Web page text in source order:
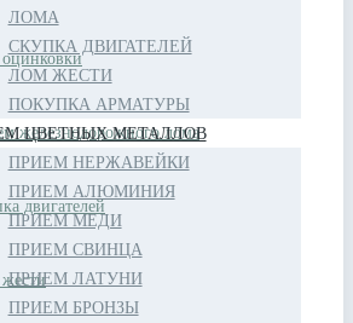
железнодорожного лома
двигателей
ЛОМА
СКУПКА ДВИГАТЕЛЕЙ
ЛОМ ЖЕСТИ
ПОКУПКА АРМАТУРЫ
ЦВЕТНЫХ МЕТАЛЛОВ
ПРИЕМ НЕРЖАВЕЙКИ
ПРИЕМ АЛЮМИНИЯ
ПРИЕМ МЕДИ
ПРИЕМ СВИНЦА
ПРИЕМ ЛАТУНИ
ПРИЕМ БРОНЗЫ